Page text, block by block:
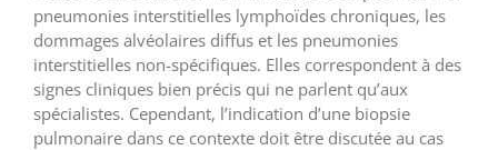
pneumonies interstitielles lymphoïdes chroniques, les
dommages alvéolaires diffus et les pneumonies
interstitielles non-spécifiques. Elles correspondent à des
signes cliniques bien précis qui ne parlent qu’aux
spécialistes. Cependant, l’indication d’une biopsie
pulmonaire dans ce contexte doit être discutée au cas